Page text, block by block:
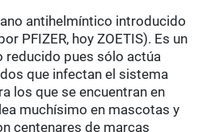
antihelmíntico introducido
PFIZER, hoy ZOETIS). Es un
reducido pues sólo actúa
que infectan el sistema
los que se encuentran en
muchísimo en mascotas y
centenares de marcas